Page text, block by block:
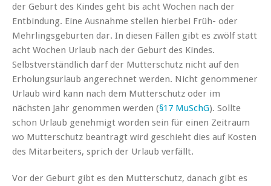
der Geburt des Kindes geht bis acht Wochen nach der
Entbindung. Eine Ausnahme stellen hierbei Früh- oder
Mehrlingsgeburten dar. In diesen Fällen gibt es zwölf statt
acht Wochen Urlaub nach der Geburt des Kindes.
Selbstverständlich darf der Mutterschutz nicht auf den
Erholungsurlaub angerechnet werden. Nicht genommener
Urlaub wird kann nach dem Mutterschutz oder im
nächsten Jahr genommen werden (§17 MuSchG). Sollte
schon Urlaub genehmigt worden sein für einen Zeitraum
wo Mutterschutz beantragt wird geschieht dies auf Kosten
des Mitarbeiters, sprich der Urlaub verfällt.
Vor der Geburt gibt es den Mutterschutz, danach gibt es